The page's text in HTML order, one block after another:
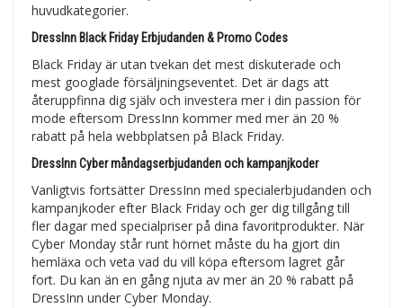
huvudkategorier.
DressInn Black Friday Erbjudanden & Promo Codes
Black Friday är utan tvekan det mest diskuterade och
mest googlade försäljningseventet. Det är dags att
återuppfinna dig själv och investera mer i din passion för
mode eftersom DressInn kommer med mer än 20 %
rabatt på hela webbplatsen på Black Friday.
DressInn Cyber måndagserbjudanden och kampanjkoder
Vanligtvis fortsätter DressInn med specialerbjudanden och
kampanjkoder efter Black Friday och ger dig tillgång till
fler dagar med specialpriser på dina favoritprodukter. När
Cyber Monday står runt hörnet måste du ha gjort din
hemläxa och veta vad du vill köpa eftersom lagret går
fort. Du kan än en gång njuta av mer än 20 % rabatt på
DressInn under Cyber Monday.